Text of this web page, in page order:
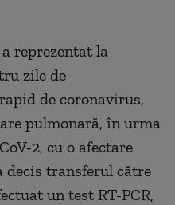
reprezentat la
zile de
de coronavirus,
pulmonară, în urma
2, cu o afectare
decis transferul către
un test RT-PCR,